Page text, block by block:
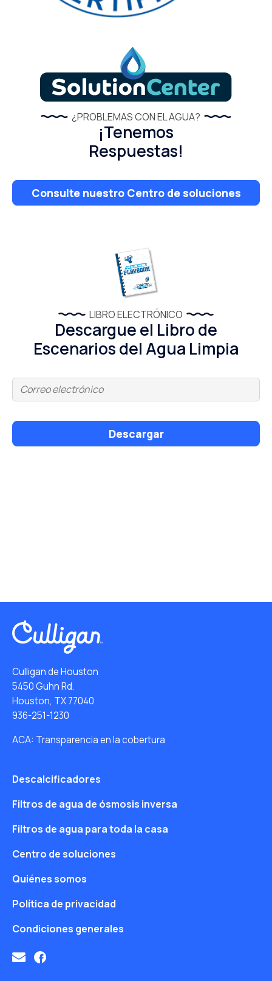
¿PROBLEMAS CON EL AGUA?
¡Tenemos
Respuestas!
Consulte nuestro Centro de soluciones
LIBRO ELECTRÓNICO
Descargue el Libro de
Escenarios del Agua Limpia
Descargar
Culligan de Houston
5450 Guhn Rd.
Houston, TX 77040
936-251-1230
ACA: Transparencia en la cobertura
Descalcificadores
Filtros de agua de ósmosis inversa
Filtros de agua para toda la casa
Centro de soluciones
Quiénes somos
Política de privacidad
Condiciones generales